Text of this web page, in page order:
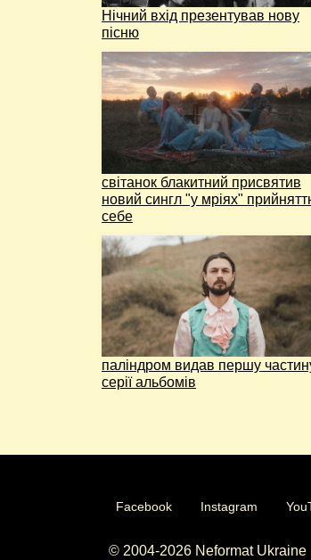
Нічний вхід презентував нову
пісню
світанок блакитний присвятив
новий сингл "у мріях"
себе
паліндром видав першу
серії альбомів
Facebook Instagram
© 2004-2026 Neformat Ukraine